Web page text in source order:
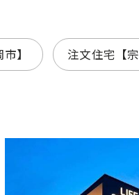
】 注文住宅【宗